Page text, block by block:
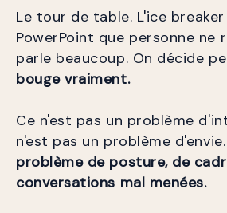
Le tour de table. L'ice
PowerPoint que personne ne
parle beaucoup. On décide
bouge vraiment.
Ce n'est pas un problème
n'est pas un problème d'envie.
problème de posture, de
conversations mal menées.